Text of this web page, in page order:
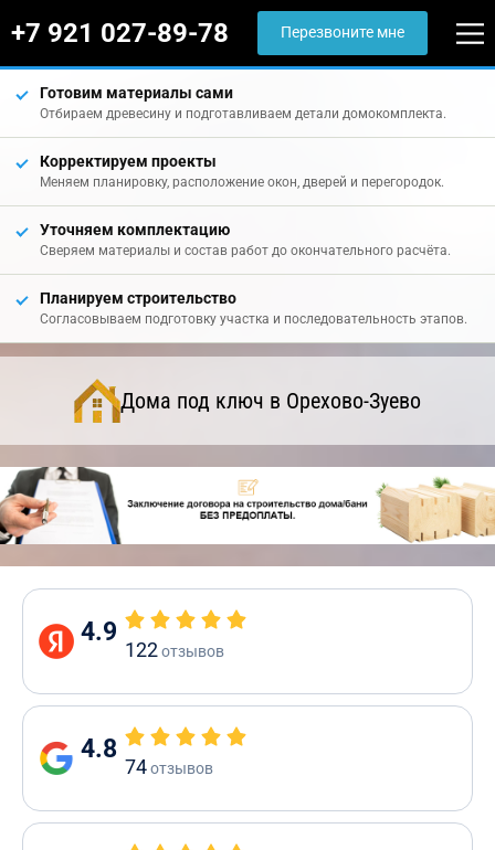
+7 921 027-89-78 Перезвоните мне
Готовим материалы сами
Отбираем древесину и подготавливаем детали домокомплекта.
Корректируем проекты
Меняем планировку, расположение окон, дверей и перегородок.
Уточняем комплектацию
Сверяем материалы и состав работ до окончательного расчёта.
Планируем строительство
Согласовываем подготовку участка и последовательность этапов.
Дома под ключ в Орехово-Зуево
4.9
122отзывов
4.8
74отзывов